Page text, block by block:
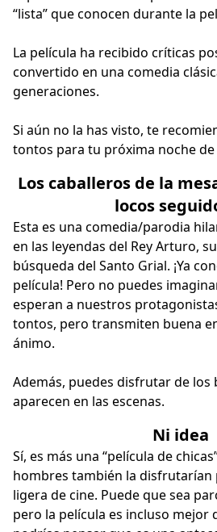
“lista” que conocen durante la
La película ha recibido críticas
convertido en una comedia
generaciones.
Si aún no la has visto, te
tontos para tu próxima noche de
Los caballeros de la
locos
Esta es una comedia/parodia
en las leyendas del Rey Arturo,
búsqueda del Santo Grial. ¡Ya
película! Pero no puedes
esperan a nuestros
tontos, pero transmiten buena
ánimo.
Además, puedes disfrutar de los
aparecen en las escenas.
Ni idea
Sí, es más una “película de
hombres también la disfrutarían
ligera de cine. Puede que sea
pero la película es incluso mejor